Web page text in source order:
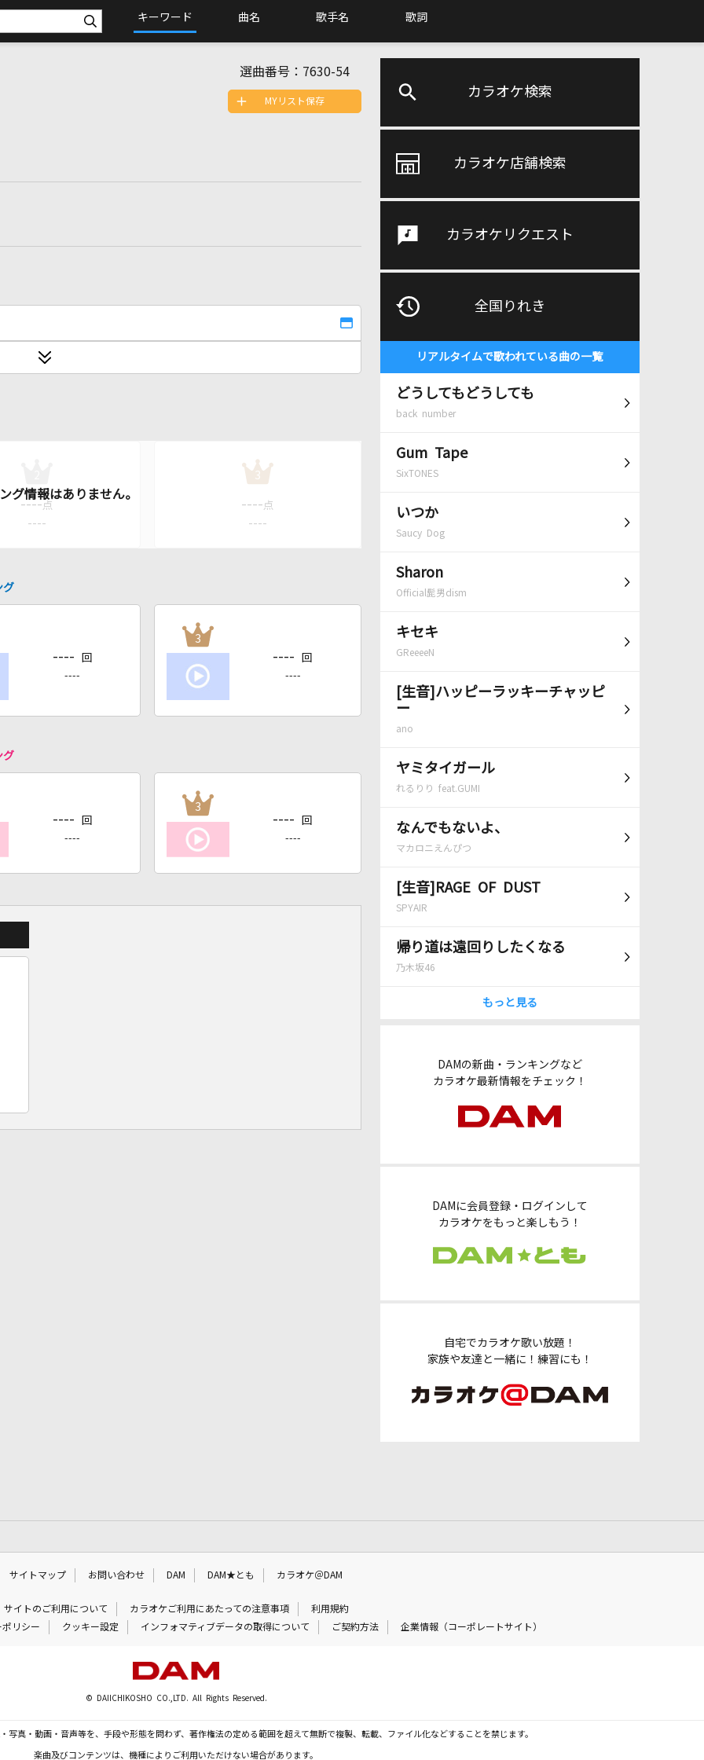
キーワード 曲名 歌手名 歌詞
カラオケ検索
カラオケ店舗検索
カラオケリクエスト
全国りれき
リアルタイムで歌われている曲の一覧
どうしてもどうしても
back number
Gum Tape
SixTONES
いつか
Saucy Dog
Sharon
Official髭男dism
キセキ
GReeeeN
[生音]ハッピーラッキーチャッピ
ー
ano
ヤミタイガール
れるりり feat.GUMI
なんでもないよ、
マカロニえんぴつ
[生音]RAGE OF DUST
SPYAIR
帰り道は遠回りしたくなる
乃木坂46
もっと見る
DAMの新曲・ランキングなど
カラオケ最新情報をチェック！
DAMに会員登録・ログインして
カラオケをもっと楽しもう！
自宅でカラオケ歌い放題！
家族や友達と一緒に！練習にも！
選曲番号： 7630-54
MYリスト保存
---- 点
----
3
---- 点
----
グ
---- 回
----
3
---- 回
----
グ
---- 回
----
3
---- 回
----
サイトマップ お問い合わせ DAM DAM★とも カラオケ＠DAM
サイトのご利用について カラオケご利用にあたっての注意事項
利用規約
リシー
クッキー設定 インフォマティブデータの取得について ご契約方法 企業情報（コーポレートサイト）
© DAIICHIKOSHO CO.,LTD. All Rights Reserved.
写真・動画・音声等を、手段や形態を問わず、著作権法の定める範囲を超えて無断で複製、転載、ファイル化などすることを禁じます。
楽曲及びコンテンツは、機種によりご利用いただけない場合があります。